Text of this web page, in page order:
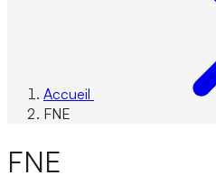
Accueil
FNE
FNE